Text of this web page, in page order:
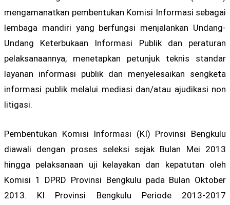
mengamanatkan pembentukan Komisi Informasi sebagai
lembaga mandiri yang berfungsi menjalankan Undang-
Undang Keterbukaan Informasi Publik dan peraturan
pelaksanaannya, menetapkan petunjuk teknis standar
layanan informasi publik dan menyelesaikan sengketa
informasi publik melalui mediasi dan/atau ajudikasi non
litigasi.
Pembentukan Komisi Informasi (KI) Provinsi Bengkulu
diawali dengan proses seleksi sejak Bulan Mei 2013
hingga pelaksanaan uji kelayakan dan kepatutan oleh
Komisi 1 DPRD Provinsi Bengkulu pada Bulan Oktober
2013. KI Provinsi Bengkulu Periode 2013-2017